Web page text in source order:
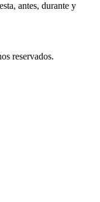
antes, durante y
reservados.